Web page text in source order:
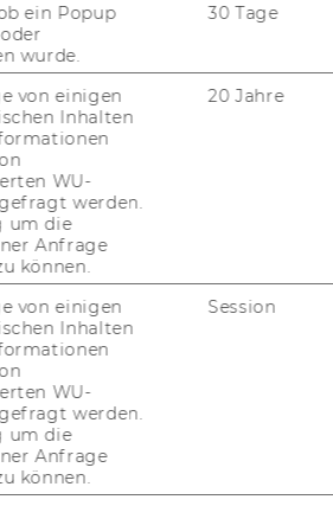
bes­ser vor­be­
dafür aus der
„WU mat­
De­zem­ber dis­ku­
Lei­ter des Kom­
and
Men­schen in
wie füh­ren­de
Maß­nah­men im­
für vor­bild­haf­te Füh­
Hand­lungs­un­fä­hig­
ge­fähr­det wurde.
ein Popup
wurde.
30 Tage
von einigen
Inhalten
WU-
werden.
um die
Anfrage
können.
20 Jahre
von einigen
Inhalten
WU-
werden.
um die
Anfrage
können.
Session